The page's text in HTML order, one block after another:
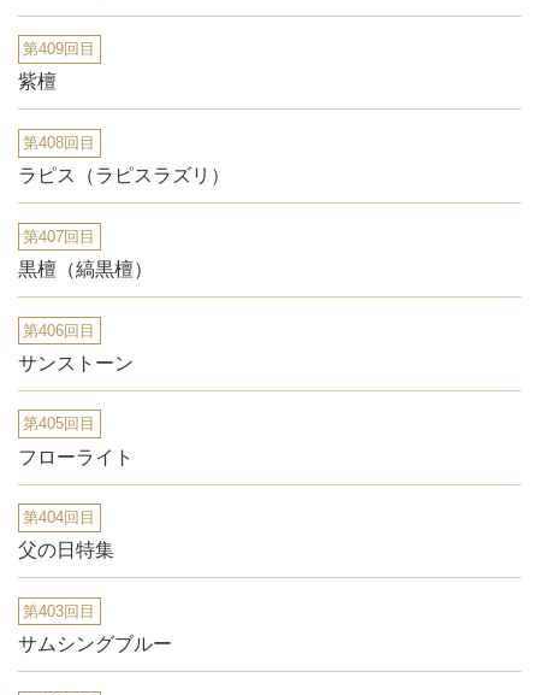
第409回目
紫檀
第408回目
ラピス（ラピスラズリ）
第407回目
黒檀（縞黒檀）
第406回目
サンストーン
第405回目
フローライト
第404回目
父の日特集
第403回目
サムシングブルー